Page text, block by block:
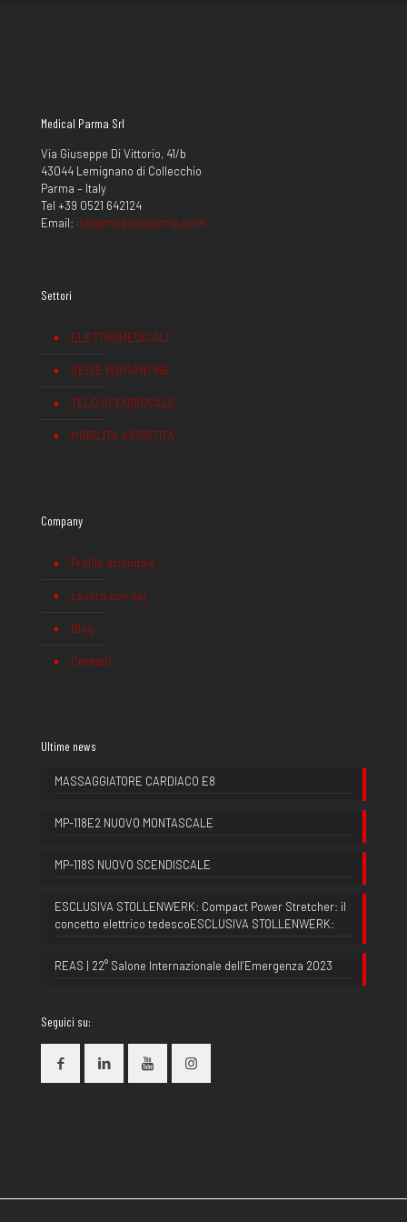
Medical Parma Srl
Via Giuseppe Di Vittorio, 41/b
43044 Lemignano di Collecchio
Parma – Italy
Tel +39 0521 642124
Email: info@medicalparma.com
Settori
ELETTROMEDICALI
SEDIE PORTANTINE
TELO SCENDISCALE
MOBILITÀ ASSISTITA
Company
Profilo aziendale
Lavora con noi
Blog
Contatti
Ultime news
MASSAGGIATORE CARDIACO E8
MP-118E2 NUOVO MONTASCALE
MP-118S NUOVO SCENDISCALE
ESCLUSIVA STOLLENWERK: Compact Power Stretcher: il
concetto elettrico tedescoESCLUSIVA STOLLENWERK:
REAS | 22° Salone Internazionale dell’Emergenza 2023
Seguici su: